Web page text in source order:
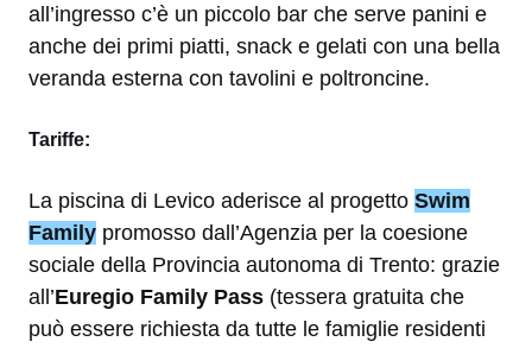
all’ingresso c’è un piccolo bar che serve panini e
anche dei primi piatti, snack e gelati con una bella
veranda esterna con tavolini e poltroncine.
Tariffe:
La piscina di Levico aderisce al progetto Swim
Family promosso dall’Agenzia per la coesione
sociale della Provincia autonoma di Trento: grazie
all’Euregio Family Pass (tessera gratuita che
può essere richiesta da tutte le famiglie residenti